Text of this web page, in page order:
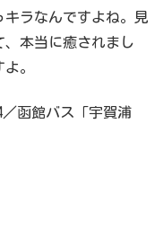
ラなんですよね。見
本当に癒されまし
。
／函館バス「宇賀浦